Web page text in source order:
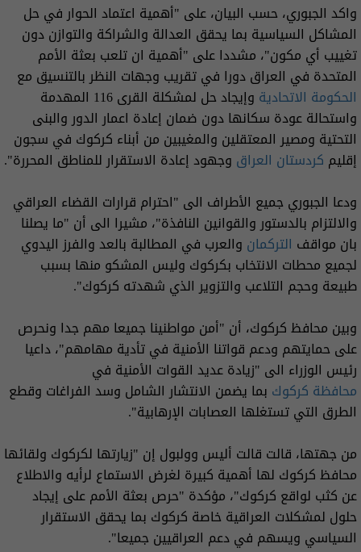
واكد الجبوري، حسب البيان، على "أهمية اعتماد الحوار في حل
المشاكل السياسية بما يحقق العدالة والشراكة والتوازن دون
تغييب أي مكون"، مشددا على "أهمية ان تلعب بعثة الأمم
المتحدة في العراق دورا في تقريب وجهات النظر بالتنسيق مع
الحكومة الاتحادية
وإيجاد حل لمشكلة القرى 116 المهدمة
واستحالة عودة سكانها دون ضمان إعادة اعمار الدور والبنى
التحتية ومصير المعتقلين والمغيبين من أبناء كركوك في سجون
إقليم كردستان العراق وجهود إعادة الاستقرار للمناطق المحررة".
ودعا الجبوري جميع الأطراف الى "احترام قرارات القضاء العراقي
والالتزام بالدستور والقوانين النافذة"، مشيرا الى أن "ما يصلنا
بان مواقف التركمان والعرب في المطالبة بالعد والفرز اليدوي
لجميع محطات الانتخاب بكركوك وليس المشكو منها بسبب
طبيعة وحجم التلاعب والتزوير الذي شهدته كركوك".
وبين محافظ كركوك، أن "أمن مواطنينا جميعا مهم جدا ونحرص
على حمايتهم ودعم قواتنا الأمنية في تأدية مهامهم"، داعيا
رئيس الوزراء الى "زيادة عديد القوات الأمنية في
محافظة كركوك بما يضمن الانتشار الشامل وسد الفراغات وقطع
الطرق التي تستغلها العصابات الإرهابية".
من جهتها، قالت قالت أليس وولبول إن "زيارتها لكركوك ولقائها
محافظ كركوك لها أهمية كبيرة لغرض الاستماع لرأيه والاطلاع
عن كثب لواقع كركوك"، مؤكدة "حرص بعثة الأمم على إيجاد
حلول لمشكلات العراقية خاصة كركوك بما يحقق الاستقرار
السياسي ويسهم في دعم العراقيين جميعا".